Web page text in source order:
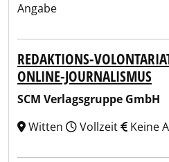
Angabe
REDAKTIONS-
ONLINE-JOURNALISMUS
SCM Verlagsgruppe GmbH
Witten
Vollzeit Keine